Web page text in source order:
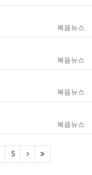
등록자
복음뉴스
등록자
복음뉴스
등록자
복음뉴스
등록자
복음뉴스
5 (next)